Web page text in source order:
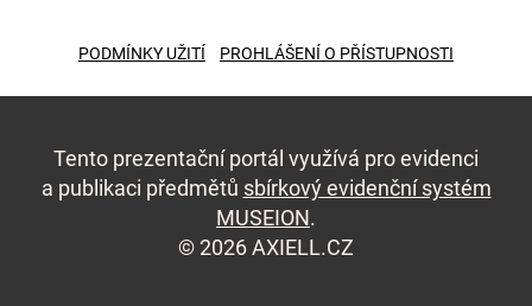
PODMÍNKY UŽITÍ PROHLÁŠENÍ O PŘÍSTUPNOSTI
Tento prezentační portál využívá pro evidenci
a publikaci předmětů sbírkový evidenční systém
MUSEION.
© 2026 AXIELL.CZ